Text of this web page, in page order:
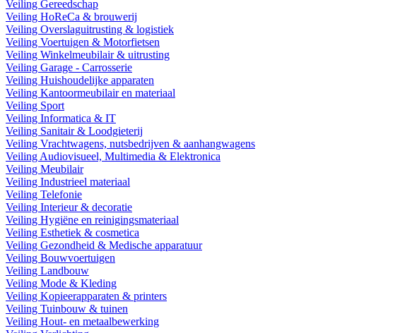
Veiling Gereedschap
Veiling HoReCa & brouwerij
Veiling Overslaguitrusting & logistiek
Veiling Voertuigen & Motorfietsen
Veiling Winkelmeubilair & uitrusting
Veiling Garage - Carrosserie
Veiling Huishoudelijke apparaten
Veiling Kantoormeubilair en materiaal
Veiling Sport
Veiling Informatica & IT
Veiling Sanitair & Loodgieterij
Veiling Vrachtwagens, nutsbedrijven & aanhangwagens
Veiling Audiovisueel, Multimedia & Elektronica
Veiling Meubilair
Veiling Industrieel materiaal
Veiling Telefonie
Veiling Interieur & decoratie
Veiling Hygiëne en reinigingsmateriaal
Veiling Esthetiek & cosmetica
Veiling Gezondheid & Medische apparatuur
Veiling Bouwvoertuigen
Veiling Landbouw
Veiling Mode & Kleding
Veiling Kopieerapparaten & printers
Veiling Tuinbouw & tuinen
Veiling Hout- en metaalbewerking